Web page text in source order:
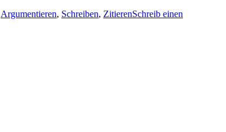
Argumentieren, Schreiben, ZitierenSchreib einen